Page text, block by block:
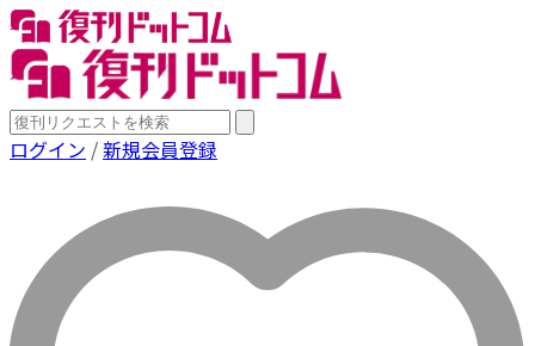
ログイン /新規会員登録